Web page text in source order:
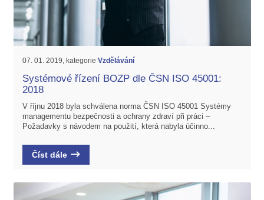
07. 01. 2019, kategorie Vzdělávání
Systémové řízení BOZP dle ČSN ISO 45001:
2018
V říjnu 2018 byla schválena norma ČSN ISO 45001 Systémy
managementu bezpečnosti a ochrany zdraví při práci –
Požadavky s návodem na použití, která nabyla účinno...
Číst dále